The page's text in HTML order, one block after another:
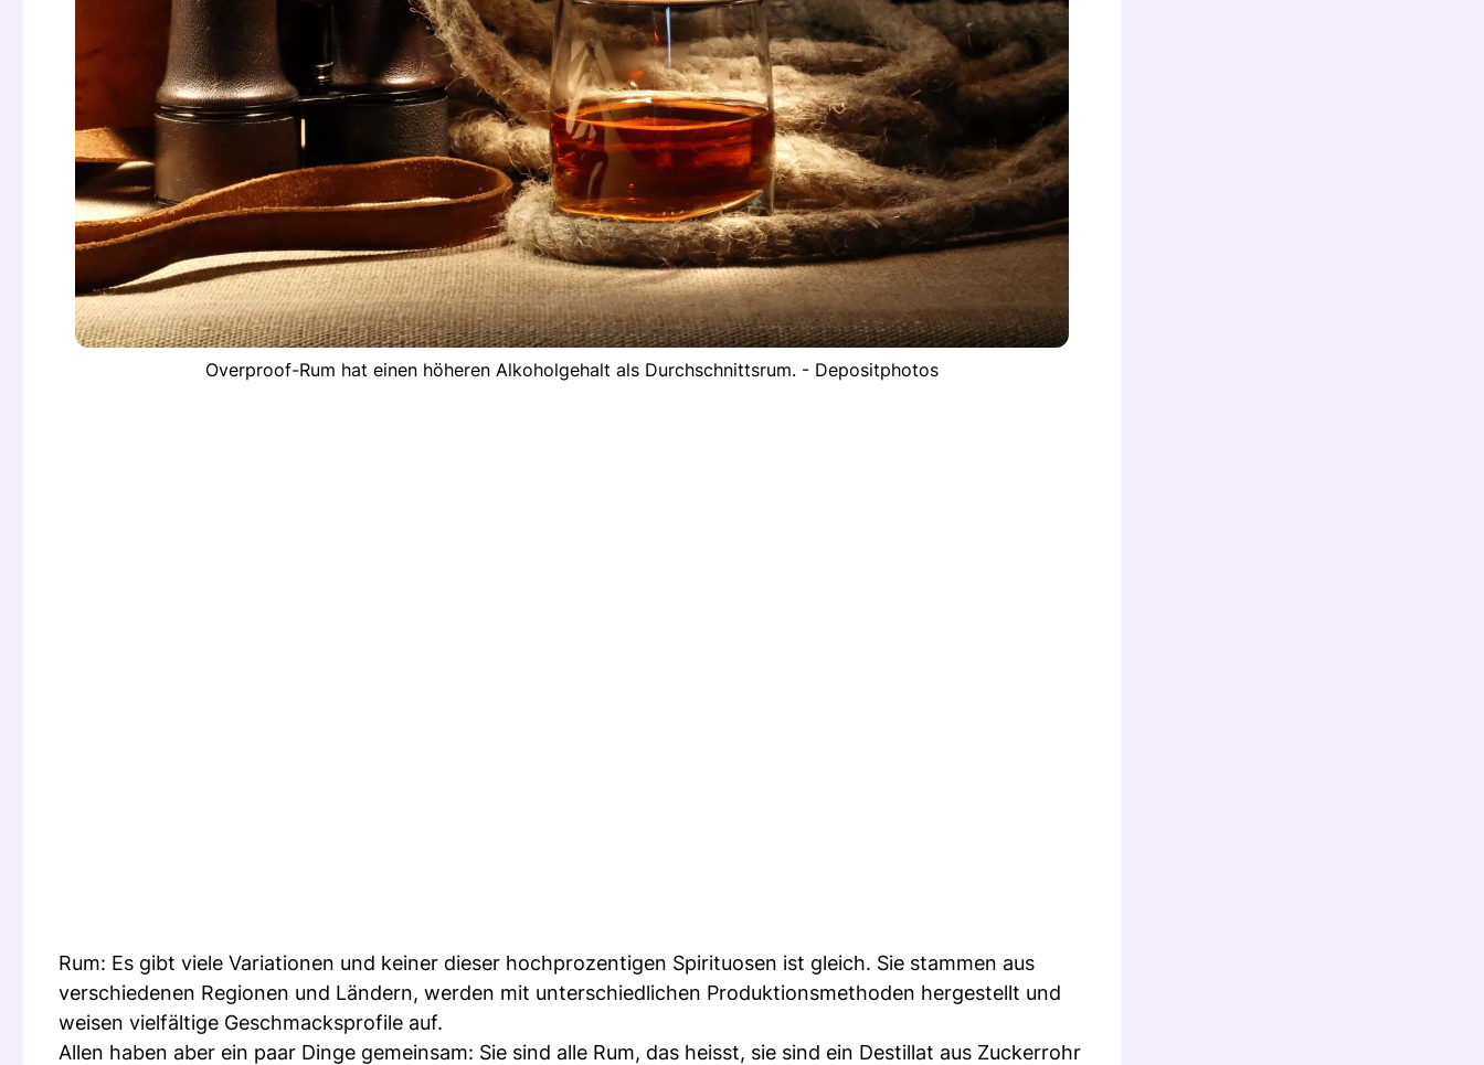
Overproof-Rum hat einen höheren Alkoholgehalt als Durchschnittsrum. - Depositphotos
Rum: Es gibt viele Variationen und keiner dieser hochprozentigen Spirituosen ist gleich. Sie stammen aus
verschiedenen Regionen und Ländern, werden mit unterschiedlichen Produktionsmethoden hergestellt und
weisen vielfältige Geschmacksprofile auf.
Allen haben aber ein paar Dinge gemeinsam: Sie sind alle Rum, das heisst, sie sind ein Destillat aus Zuckerrohr